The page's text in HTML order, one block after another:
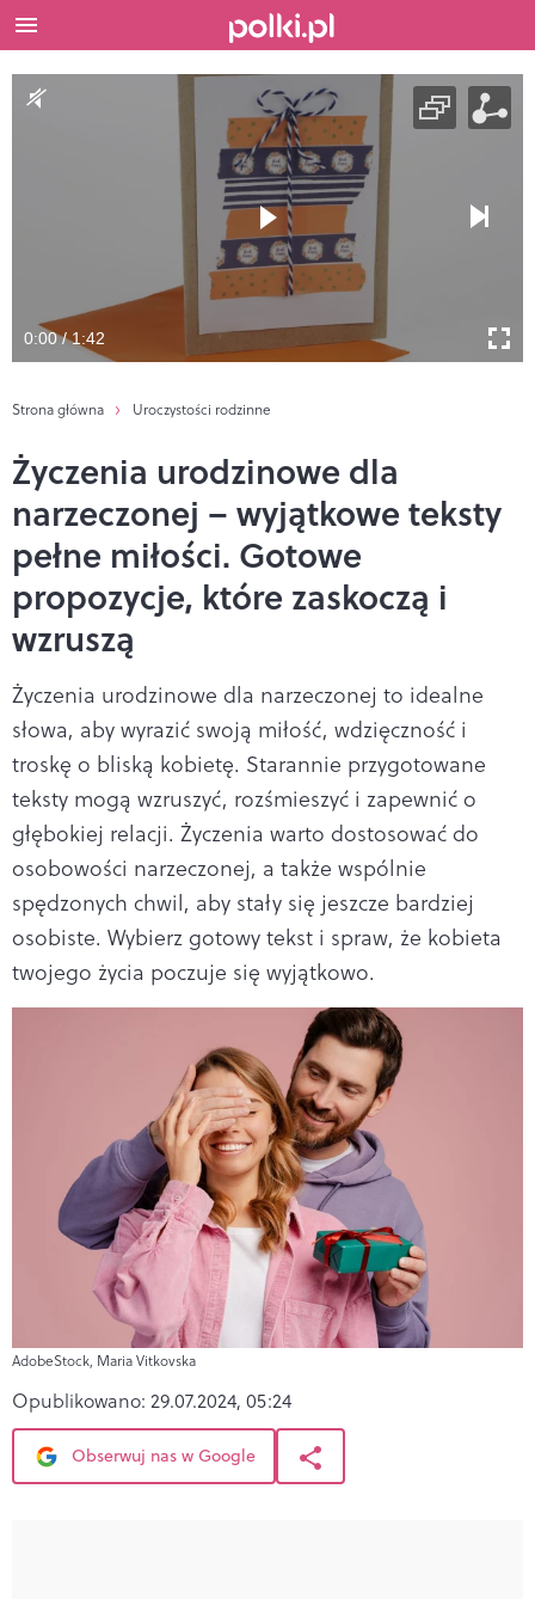
0:00 / 1:42
Strona główna Uroczystości rodzinne
Życzenia urodzinowe dla
narzeczonej – wyjątkowe teksty
pełne miłości. Gotowe
propozycje, które zaskoczą i
wzruszą
Życzenia urodzinowe dla narzeczonej to idealne
słowa, aby wyrazić swoją miłość, wdzięczność i
troskę o bliską kobietę. Starannie przygotowane
teksty mogą wzruszyć, rozśmieszyć i zapewnić o
głębokiej relacji. Życzenia warto dostosować do
osobowości narzeczonej, a także wspólnie
spędzonych chwil, aby stały się jeszcze bardziej
osobiste. Wybierz gotowy tekst i spraw, że kobieta
twojego życia poczuje się wyjątkowo.
AdobeStock, Maria Vitkovska
Opublikowano: 29.07.2024, 05:24
Obserwuj nas w Google